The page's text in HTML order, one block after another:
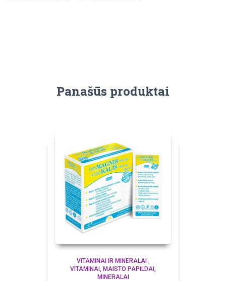
Panašūs produktai
VITAMINAI IR MINERALAI,
VITAMINAI, MAISTO PAPILDAI,
MINERALAI